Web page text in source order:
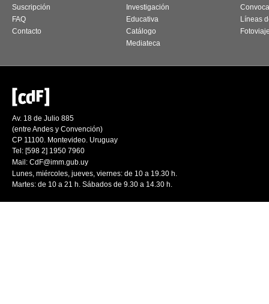
Suscripción
FAQ
Contacto
Investigación
Educativa
Catálogo
Mediateca
Líneas
Av. 18 de Julio 885
(entre Andes y Convención)
CP 11100. Montevideo. Uruguay
Tel: [598 2] 1950 7960
Mail: CdF@imm.gub.uy
Lunes, miércoles, jueves, viernes: de 10 a 19.30 h.
Martes: de 10 a 21 h. Sábados de 9.30 a 14.30 h.